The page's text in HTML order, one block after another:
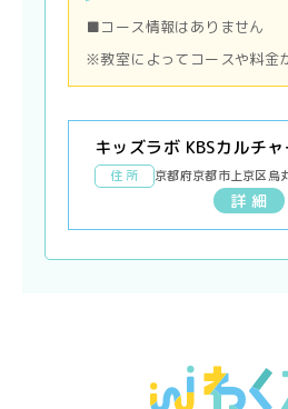
■コース情報はありません
※教室によってコースや料金
キッズラボ KBSカルチ
住 所 京都府京都市上京区烏
詳 細